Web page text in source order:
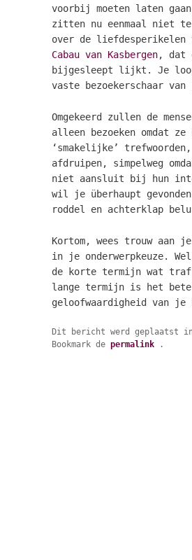
voorbij moeten laten
zitten nu eenmaal niet te
over de liefdesperikelen
Cabau van Kasbergen, dat
bijgesleept lijkt. Je
vaste bezoekerschaar
Omgekeerd zullen de
alleen bezoeken omdat
‘smakelijke’
afdruipen, simpelweg
niet aansluit bij hun
wil je überhaupt
roddel en achterklap
Kortom, wees trouw
in je onderwerpkeuze.
de korte termijn wat
lange termijn is het
geloofwaardigheid van je
Dit bericht werd geplaatst
Bookmark de permalink .